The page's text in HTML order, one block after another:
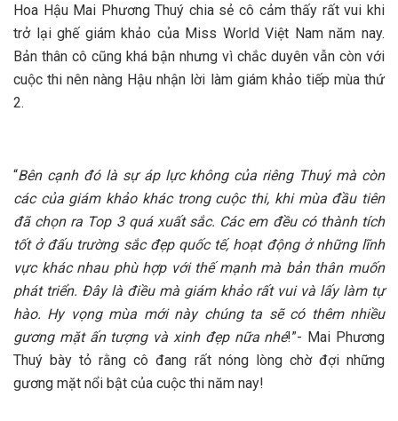
Hoa Hậu Mai Phương Thuý chia sẻ cô cảm thấy rất vui khi
trở lại ghế giám khảo của Miss World Việt Nam năm nay.
Bản thân cô cũng khá bận nhưng vì chắc duyên vẫn còn với
cuộc thi nên nàng Hậu nhận lời làm giám khảo tiếp mùa thứ
2.
“Bên cạnh đó là sự áp lực không của riêng Thuý mà còn
các của giám khảo khác trong cuộc thi, khi mùa đầu tiên
đã chọn ra Top 3 quá xuất sắc. Các em đều có thành tích
tốt ở đấu trường sắc đẹp quốc tế, hoạt động ở những lĩnh
vực khác nhau phù hợp với thếmạnh mà bản thân muốn
phát triển. Đây là điều mà giám khảo rất vui và lấy làm tự
hào. Hy vọng mùa mới này chúng ta sẽ có thêm nhiều
gương mặt ấn tượng và xinh đẹp nữa nhé!”- Mai Phương
Thuý bày tỏ rằng cô đang rất nóng lòng chờ đợi những
gương mặt nổi bật của cuộc thi năm nay!